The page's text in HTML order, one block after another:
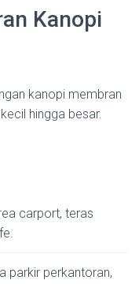
Kanopi
kanopi membran
hingga besar.
carport, teras
parkir perkantoran,